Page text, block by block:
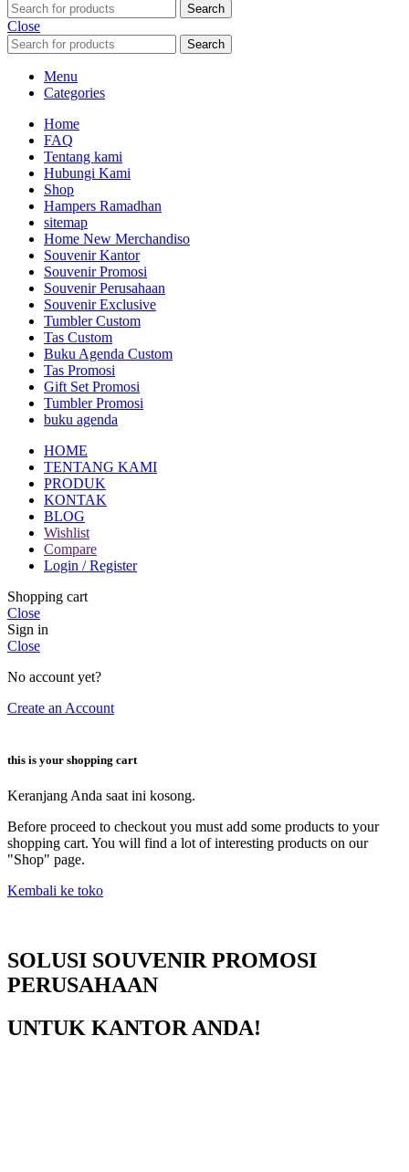
Search
Close
Search
Menu
Categories
Home
FAQ
Tentang kami
Hubungi Kami
Shop
Hampers Ramadhan
sitemap
Home New Merchandiso
Souvenir Kantor
Souvenir Promosi
Souvenir Perusahaan
Souvenir Exclusive
Tumbler Custom
Tas Custom
Buku Agenda Custom
Tas Promosi
Gift Set Promosi
Tumbler Promosi
buku agenda
HOME
TENTANG KAMI
PRODUK
KONTAK
BLOG
Wishlist
Compare
Login / Register
Shopping cart
Close
Sign in
Close
No account yet?
Create an Account
this is your shopping cart
Keranjang Anda saat ini kosong.
Before proceed to checkout you must add some products to your
shopping cart. You will find a lot of interesting products on our
"Shop" page.
Kembali ke toko
SOLUSI SOUVENIR PROMOSI
PERUSAHAAN
UNTUK KANTOR ANDA!